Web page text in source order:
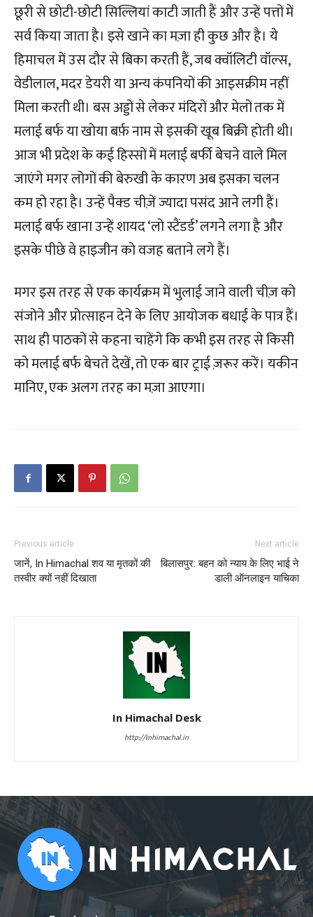
छूरी से छोटी-छोटी सिल्लियां काटी जाती हैं और उन्हें पत्तों में
सर्व किया जाता है। इसे खाने का मज़ा ही कुछ और है। ये
हिमाचल में उस दौर से बिका करती हैं, जब क्वॉलिटी वॉल्स,
वेडीलाल, मदर डेयरी या अन्य कंपनियों की आइसक्रीम नहीं
मिला करती थी। बस अड्डों से लेकर मंदिरों और मेलों तक में
मलाई बर्फ या खोया बर्फ़ नाम से इसकी खूब बिक्री होती थी।
आज भी प्रदेश के कई हिस्सों में मलाई बर्फी बेचने वाले मिल
जाएंगे मगर लोगों की बेरुखी के कारण अब इसका चलन
कम हो रहा है। उन्हें पैक्ड चीज़ें ज्यादा पसंद आने लगी हैं।
मलाई बर्फ खाना उन्हें शायद ‘लो स्टैंडर्ड’ लगने लगा है और
इसके पीछे वे हाइजीन को वजह बताने लगे हैं।
मगर इस तरह से एक कार्यक्रम में भुलाई जाने वाली चीज़ को
संजोने और प्रोत्साहन देने के लिए आयोजक बधाई के पात्र हैं।
साथ ही पाठकों से कहना चाहेंगे कि कभी इस तरह से किसी
को मलाई बर्फ बेचते देखें, तो एक बार ट्राई ज़रूर करें। यकीन
मानिए, एक अलग तरह का मज़ा आएगा।
Previous article
जानें, In Himachal शव या मृतकों की
तस्वीर क्यों नहीं दिखाता
Next article
बिलासपुर: बहन को न्याय के लिए भाई ने
डाली ऑनलाइन याचिका
In Himachal Desk
http://Inhimachal.in